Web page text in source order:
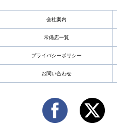
会社案内
常備店一覧
プライバシーポリシー
お問い合わせ